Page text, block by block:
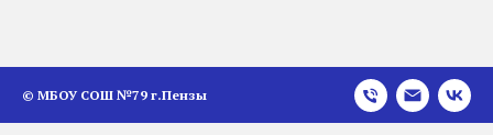
© МБОУ СОШ №79 г.Пензы